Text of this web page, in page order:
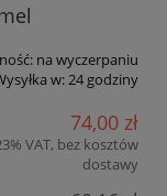
na wyczerpaniu
w:24 godziny
74,00 zł
VAT, bez kosztów
dostawy